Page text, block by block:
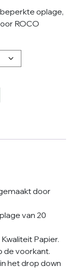
oplage,
ROCO
door
van 20
Papier.
de voorkant.
het drop down